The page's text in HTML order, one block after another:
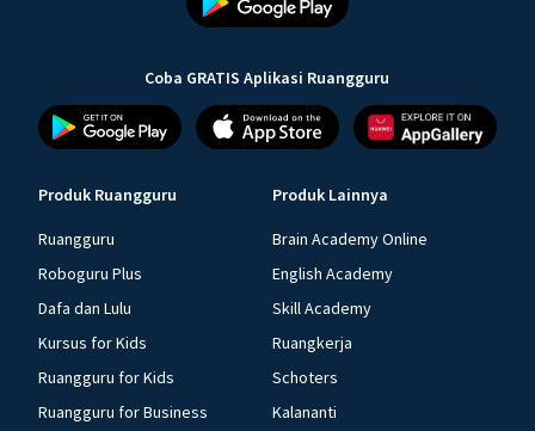
Coba GRATIS Aplikasi Ruangguru
Produk Ruangguru
Ruangguru
Roboguru Plus
Dafa dan Lulu
Kursus for Kids
Ruangguru for Kids
Ruangguru for Business
Produk Lainnya
Brain Academy Online
English Academy
Skill Academy
Ruangkerja
Schoters
Kalananti